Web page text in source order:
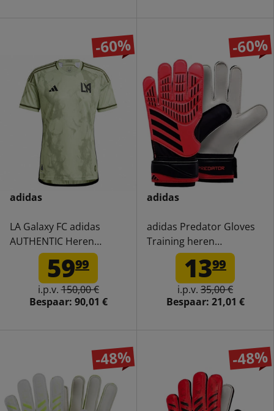
-60%
adidas
LA Galaxy FC adidas
AUTHENTIC Heren
Thuisshirt IS4878
5999
i.p.v.150,00 €
Bespaar: 90,01 €
-60%
adidas
adidas Predator Gloves
Training heren
keepershandschoenen
1399
i.p.v. 35,00 €
Bespaar: 21,01 €
-48% -48%